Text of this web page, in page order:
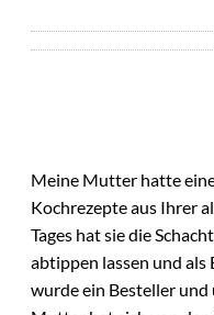
Meine Mutter hatte
Kochrezepte aus Ihrer
Tages hat sie die
abtippen lassen und
wurde ein Besteller